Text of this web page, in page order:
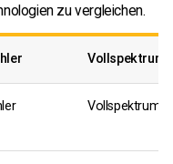
zu vergleichen.